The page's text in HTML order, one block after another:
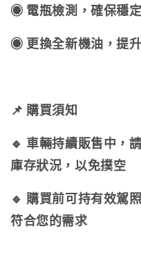
◉ 電瓶檢測，確保穩
◉ 更換全新機油，提
📌 購買須知
🔹 車輛持續販售中，
庫存狀況，以免撲空
🔹 購買前可持有效駕
符合您的需求